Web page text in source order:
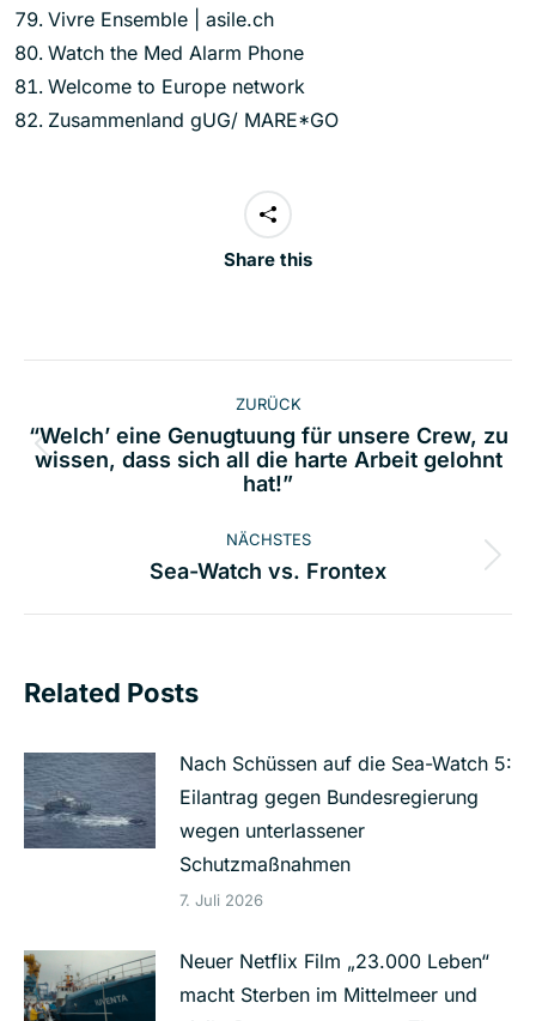
Vivre Ensemble | asile.ch
Watch the Med Alarm Phone
Welcome to Europe network
Zusammenland gUG/ MARE*GO
Share this
ZURÜCK
Vorheriger
Beitrag:
“Welch’ eine Genugtuung für unsere Crew, zu
wissen, dass sich all die harte Arbeit gelohnt
hat!”
NÄCHSTES
Nächster
Sea-Watch vs. Frontex
Related Posts
Nach Schüssen auf die Sea-Watch 5:
Eilantrag gegen Bundesregierung
wegen unterlassener
Schutzmaßnahmen
7. Juli 2026
Neuer Netflix Film „23.000 Leben“
macht Sterben im Mittelmeer und